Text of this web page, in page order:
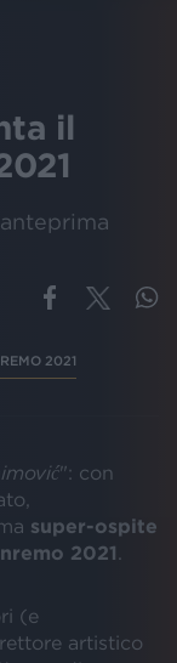
il
2021
": con
super-ospite
2021
(e
artistico